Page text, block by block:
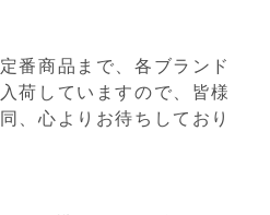
番商品まで、各ブランド
荷していますので、皆様
、心よりお待ちしており